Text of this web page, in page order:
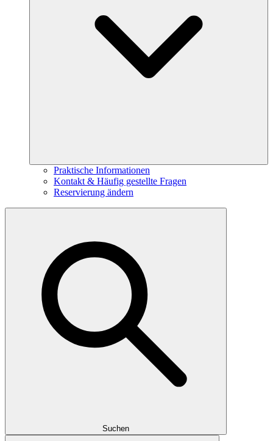
Praktische Informationen
Kontakt & Häufig gestellte Fragen
Reservierung ändern
Suchen